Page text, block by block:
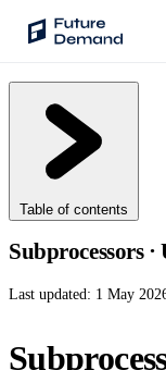
PLATFORM
Audience
Lookout
Demand
Wave
Table of contents
Subprocessors
Last updated: 1 May